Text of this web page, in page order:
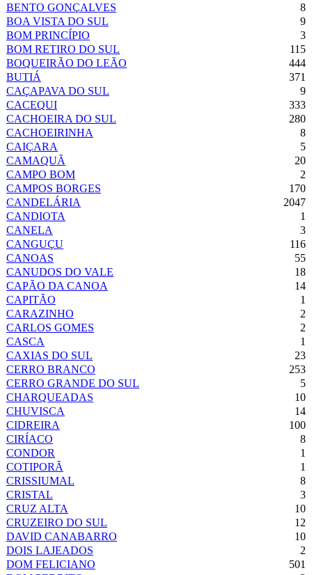
BENTO GONÇALVES
8
BOA VISTA DO SUL
9
BOM PRINCÍPIO
3
BOM RETIRO DO SUL
115
BOQUEIRÃO DO LEÃO
444
BUTIÁ
371
CAÇAPAVA DO SUL
9
CACEQUI
333
CACHOEIRA DO SUL
280
CACHOEIRINHA
8
CAIÇARA
5
CAMAQUÃ
20
CAMPO BOM
2
CAMPOS BORGES
170
CANDELÁRIA
2047
CANDIOTA
1
CANELA
3
CANGUÇU
116
CANOAS
55
CANUDOS DO VALE
18
CAPÃO DA CANOA
14
CAPITÃO
1
CARAZINHO
2
CARLOS GOMES
2
CASCA
1
CAXIAS DO SUL
23
CERRO BRANCO
253
CERRO GRANDE DO SUL
5
CHARQUEADAS
10
CHUVISCA
14
CIDREIRA
100
CIRÍACO
8
CONDOR
1
COTIPORÃ
1
CRISSIUMAL
8
CRISTAL
3
CRUZ ALTA
10
CRUZEIRO DO SUL
12
DAVID CANABARRO
10
DOIS LAJEADOS
2
DOM FELICIANO
501